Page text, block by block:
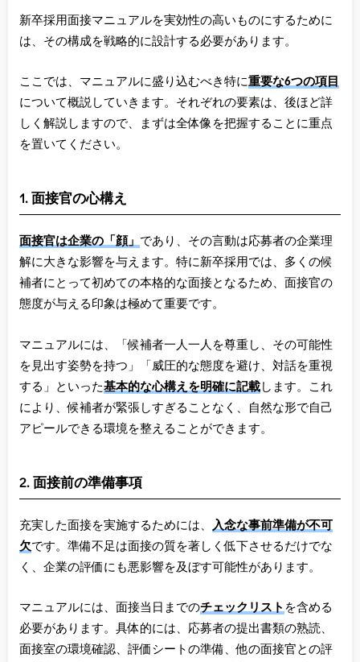
新卒採用面接マニュアルを実効性の高いものにするために
は、その構成を戦略的に設計する必要があります。
ここでは、マニュアルに盛り込むべき特に重要な6つの項目
について概説していきます。それぞれの要素は、後ほど詳
しく解説しますので、まずは全体像を把握することに重点
を置いてください。
1. 面接官の心構え
面接官は企業の「顔」 であり、その言動は応募者の企業理
解に大きな影響を与えます。特に新卒採用では、多くの候
補者にとって初めての本格的な面接となるため、面接官の
態度が与える印象は極めて重要です。
マニュアルには、「候補者一人一人を尊重し、その可能性
を見出す姿勢を持つ」「威圧的な態度を避け、対話を重視
する」といった基本的な心構えを明確に記載します。これ
により、候補者が緊張しすぎることなく、自然な形で自己
アピールできる環境を整えることができます。
2. 面接前の準備事項
充実した面接を実施するためには、 入念な事前準備が不可
欠です。準備不足は面接の質を著しく低下させるだけでな
く、企業の評価にも悪影響を及ぼす可能性があります。
マニュアルには、面接当日までのチェックリストを含める
必要があります。具体的には、応募者の提出書類の熟読、
面接室の環境確認、評価シートの準備、他の面接官との評